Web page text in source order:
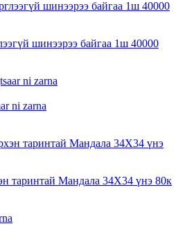
шинээрээ байгаа 1ш 40000
ni zarna
таринтай Мандала 34Х34 үнэ 80к